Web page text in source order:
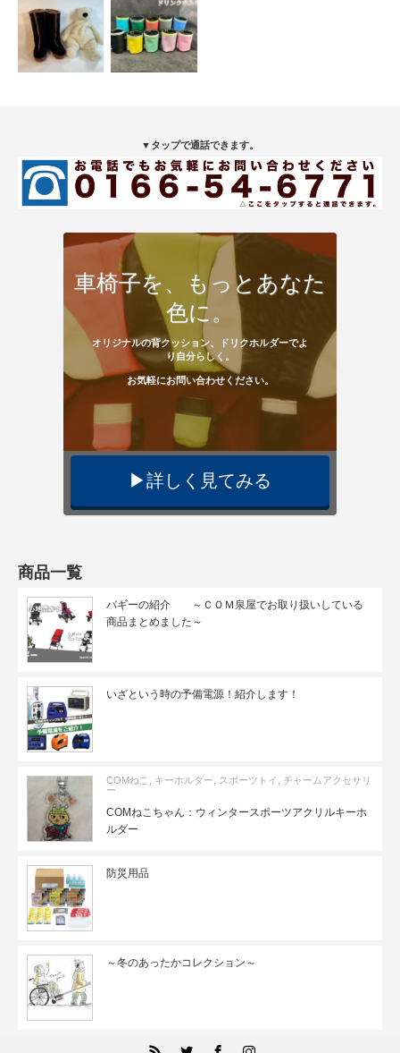
▼タップで通話できます。
車椅子を、もっとあなた
色に。
オリジナルの背クッション、ドリクホルダーでよ
り自分らしく。
お気軽にお問い合わせください。
▶︎詳しく見てみる
商品一覧
バギーの紹介 ～ＣＯＭ泉屋でお取り扱いしている
商品まとめました～
いざという時の予備電源！紹介します！
COMねこ キーホルダー スポーツトイ
チャームアクセサリ
ー
COMねこちゃん：ウィンタースポーツアクリルキーホ
ルダー
防災用品
～冬のあったかコレクション～
FacebookInstagram